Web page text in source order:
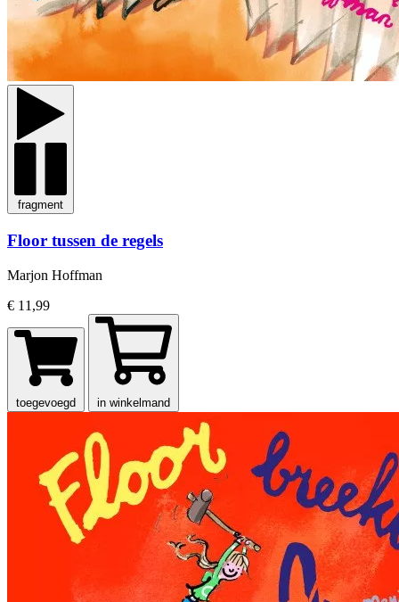
fragment
Floor tussen de regels
Marjon Hoffman
€ 11,99
toegevoegd in winkelmand